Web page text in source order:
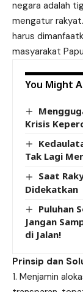
negara adalah
mengatur
harus
masyarakat
You Might
Krisis
Tak Lagi
Saat
Didekatkan
Puluhan
Jangan
di Jalan!
Prinsip dan
Menjamin